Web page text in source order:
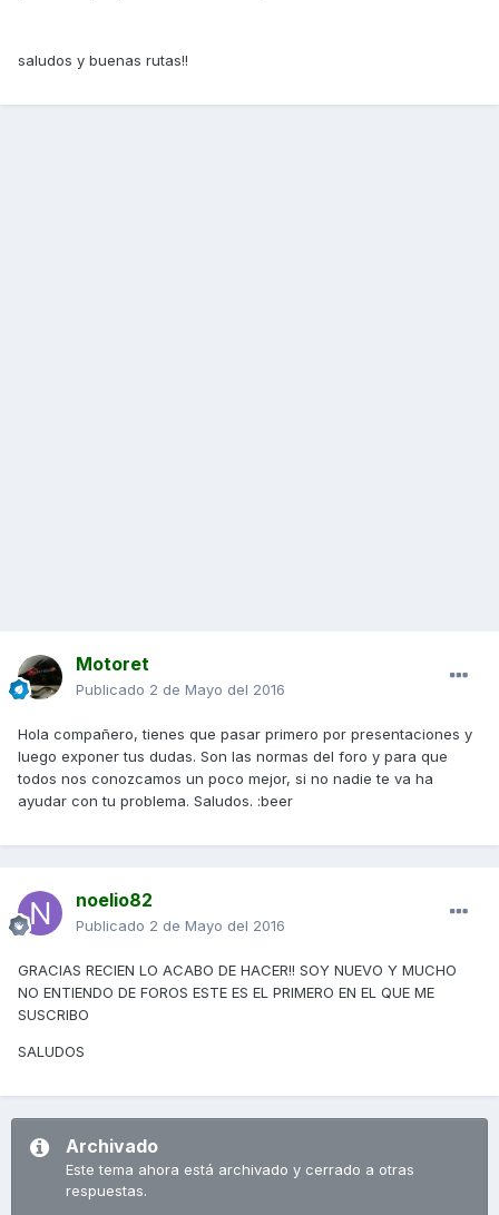
saludos y buenas rutas!!
Motoret
Publicado 2 de Mayo del 2016
Hola compañero, tienes que pasar primero por presentaciones y
luego exponer tus dudas. Son las normas del foro y para que
todos nos conozcamos un poco mejor, si no nadie te va ha
ayudar con tu problema. Saludos. :beer
noelio82
Publicado 2 de Mayo del 2016
GRACIAS RECIEN LO ACABO DE HACER!! SOY NUEVO Y MUCHO
NO ENTIENDO DE FOROS ESTE ES EL PRIMERO EN EL QUE ME
SUSCRIBO
SALUDOS
Archivado
Este tema ahora está archivado y cerrado a otras
respuestas.